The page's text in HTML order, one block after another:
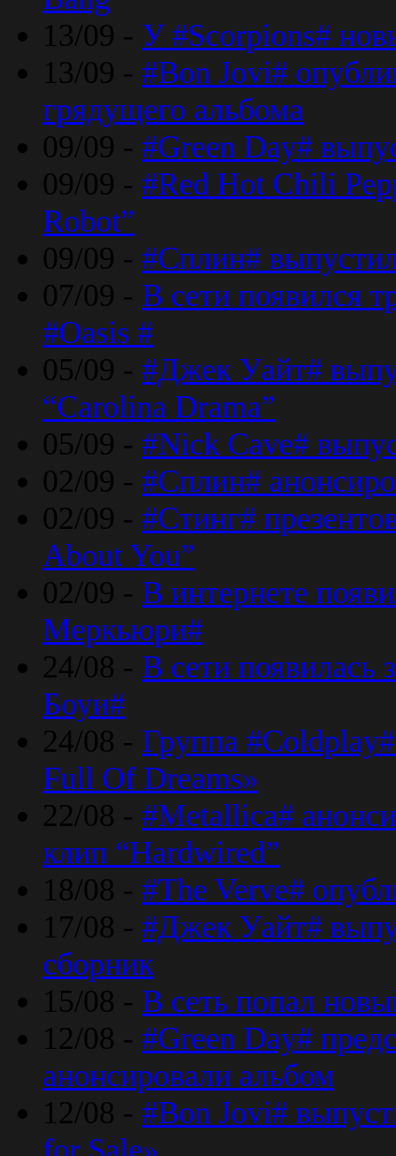
13/09 - У #Scorpions#
13/09 - #Bon Jovi#
грядущего альбома
09/09 - #Green Day#
09/09 - #Red Hot Chili
Robot”
09/09 - #Сплин#
07/09 - В сети появился
#Oasis #
05/09 - #Джек Уайт#
“Carolina Drama”
05/09 - #Nick Cave#
02/09 - #Сплин#
02/09 - #Стинг#
About You”
02/09 - В интернете
Меркьюри#
24/08 - В сети появилась
Боуи#
24/08 - Группа
Full Of Dreams»
22/08 - #Metallica#
клип “Hardwired”
18/08 - #The Verve#
17/08 - #Джек Уайт#
сборник
15/08 - В сеть попал
12/08 - #Green Day#
анонсировали альбом
12/08 - #Bon Jovi#